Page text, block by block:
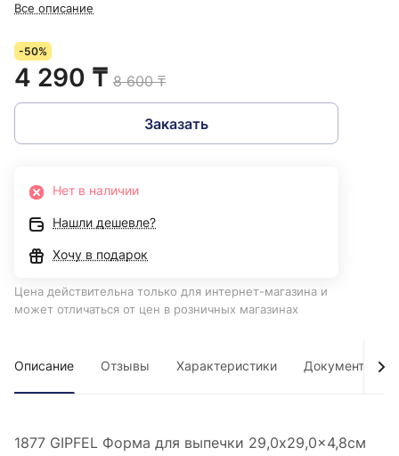
Все описание
-50%
4 290 ₸ 8 600 ₸
Заказать
Нет в наличии
Нашли дешевле?
Хочу в подарок
Цена действительна только для интернет-магазина и
может отличаться от цен в розничных магазинах
Описание Отзывы Характеристики Документы
1877 GIPFEL Форма для выпечки 29,0x29,0x4,8см